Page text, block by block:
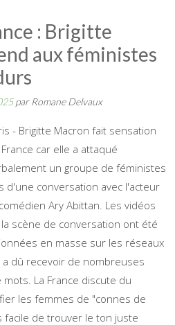
: Brigitte
aux féministes
par Romane Delvaux
- Brigitte Macron fait sensation
car elle a attaqué
un groupe de féministes
d'une conversation avec l'acteur
Ary Abittan. Les vidéos
scène de conversation ont été
en masse sur les réseaux
dû recevoir de nombreuses
La France discute du
les femmes de "connes de
facile de trouver le ton juste